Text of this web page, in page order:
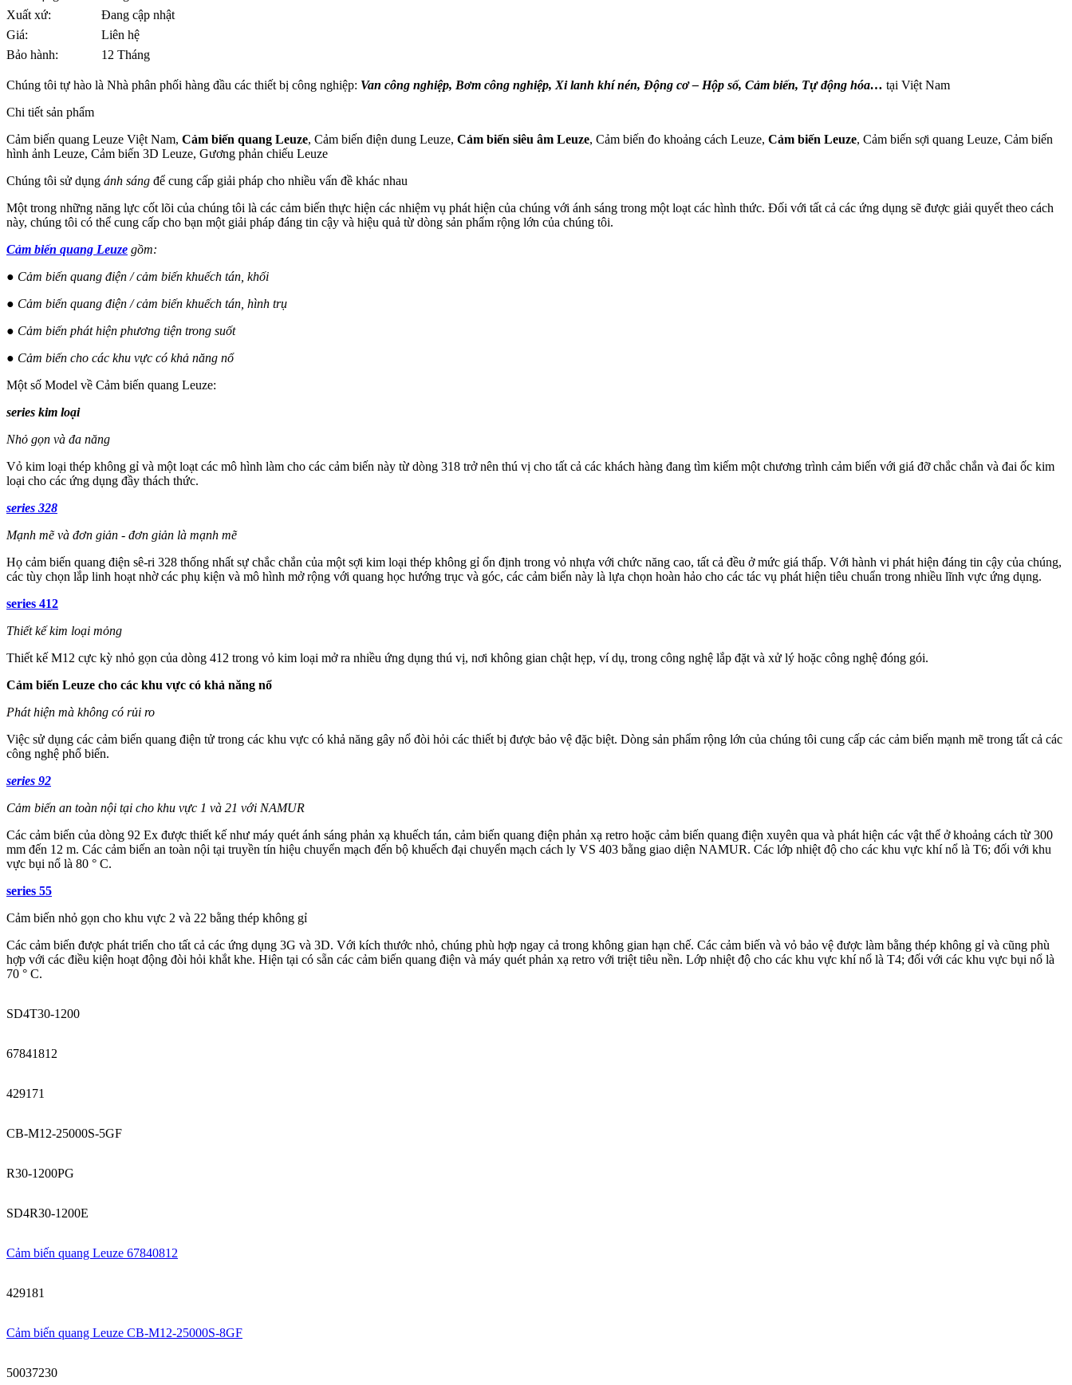
Xuất xứ:
Đang cập nhật
Giá:
Liên hệ
Bảo hành:
12 Tháng
Chúng tôi tự hào là Nhà phân phối hàng đầu các thiết bị công nghiệp: Van công nghiệp, Bơm công nghiệp, Xi lanh khí nén, Động cơ – Hộp số, Cảm biến, Tự động hóa… tại Việt Nam
Chi tiết sản phẩm
Cảm biến quang Leuze Việt Nam, Cảm biến quang Leuze, Cảm biến điện dung Leuze, Cảm biến siêu âm Leuze, Cảm biến đo khoảng cách Leuze, Cảm biến Leuze, Cảm biến sợi quang Leuze, Cảm biến
hình ảnh Leuze, Cảm biến 3D Leuze, Gương phản chiếu Leuze
Chúng tôi sử dụng ánh sáng để cung cấp giải pháp cho nhiều vấn đề khác nhau
Một trong những năng lực cốt lõi của chúng tôi là các cảm biến thực hiện các nhiệm vụ phát hiện của chúng với ánh sáng trong một loạt các hình thức. Đối với tất cả các ứng dụng sẽ được giải quyết theo cách
này, chúng tôi có thể cung cấp cho bạn một giải pháp đáng tin cậy và hiệu quả từ dòng sản phẩm rộng lớn của chúng tôi.
Cảm biến quang Leuze gồm:
● Cảm biến quang điện / cảm biến khuếch tán, khối
● Cảm biến quang điện / cảm biến khuếch tán, hình trụ
● Cảm biến phát hiện phương tiện trong suốt
● Cảm biến cho các khu vực có khả năng nổ
Một số Model về Cảm biến quang Leuze:
series kim loại
Nhỏ gọn và đa năng
Vỏ kim loại thép không gỉ và một loạt các mô hình làm cho các cảm biến này từ dòng 318 trở nên thú vị cho tất cả các khách hàng đang tìm kiếm một chương trình cảm biến với giá đỡ chắc chắn và đai ốc kim
loại cho các ứng dụng đầy thách thức.
series 328
Mạnh mẽ và đơn giản - đơn giản là mạnh mẽ
Họ cảm biến quang điện sê-ri 328 thống nhất sự chắc chắn của một sợi kim loại thép không gỉ ổn định trong vỏ nhựa với chức năng cao, tất cả đều ở mức giá thấp. Với hành vi phát hiện đáng tin cậy của chúng,
các tùy chọn lắp linh hoạt nhờ các phụ kiện và mô hình mở rộng với quang học hướng trục và góc, các cảm biến này là lựa chọn hoàn hảo cho các tác vụ phát hiện tiêu chuẩn trong nhiều lĩnh vực ứng dụng.
series 412
Thiết kế kim loại mỏng
Thiết kế M12 cực kỳ nhỏ gọn của dòng 412 trong vỏ kim loại mở ra nhiều ứng dụng thú vị, nơi không gian chật hẹp, ví dụ, trong công nghệ lắp đặt và xử lý hoặc công nghệ đóng gói.
Cảm biến Leuze cho các khu vực có khả năng nổ
Phát hiện mà không có rủi ro
Việc sử dụng các cảm biến quang điện tử trong các khu vực có khả năng gây nổ đòi hỏi các thiết bị được bảo vệ đặc biệt. Dòng sản phẩm rộng lớn của chúng tôi cung cấp các cảm biến mạnh mẽ trong tất cả các
công nghệ phổ biến.
series 92
Cảm biến an toàn nội tại cho khu vực 1 và 21 với NAMUR
Các cảm biến của dòng 92 Ex được thiết kế như máy quét ánh sáng phản xạ khuếch tán, cảm biến quang điện phản xạ retro hoặc cảm biến quang điện xuyên qua và phát hiện các vật thể ở khoảng cách từ 300
mm đến 12 m. Các cảm biến an toàn nội tại truyền tín hiệu chuyển mạch đến bộ khuếch đại chuyển mạch cách ly VS 403 bằng giao diện NAMUR. Các lớp nhiệt độ cho các khu vực khí nổ là T6; đối với khu
vực bụi nổ là 80 ° C.
series 55
Cảm biến nhỏ gọn cho khu vực 2 và 22 bằng thép không gỉ
Các cảm biến được phát triển cho tất cả các ứng dụng 3G và 3D. Với kích thước nhỏ, chúng phù hợp ngay cả trong không gian hạn chế. Các cảm biến và vỏ bảo vệ được làm bằng thép không gỉ và cũng phù
hợp với các điều kiện hoạt động đòi hỏi khắt khe. Hiện tại có sẵn các cảm biến quang điện và máy quét phản xạ retro với triệt tiêu nền. Lớp nhiệt độ cho các khu vực khí nổ là T4; đối với các khu vực bụi nổ là
70 ° C.
SD4T30-1200
67841812
429171
CB-M12-25000S-5GF
R30-1200PG
SD4R30-1200E
Cảm biến quang Leuze 67840812
429181
Cảm biến quang Leuze CB-M12-25000S-8GF
50037230